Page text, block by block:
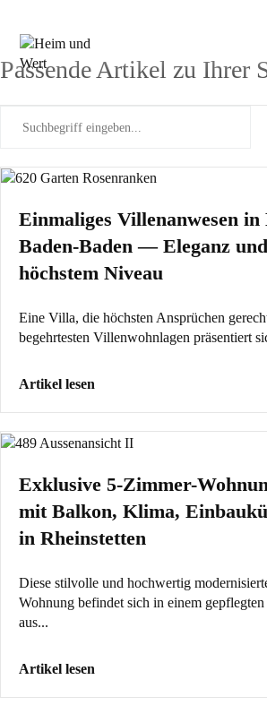
springen
Passende Artikel zu Ihrer
Einmaliges Villenanwesen in
Baden-Baden — Eleganz
höchstem Niveau
Eine Villa, die höchsten Ansprüchen
begehrtesten Villenwohnlagen präsentiert
Artikel lesen
Exklusive 5-Zimmer-
mit Balkon, Klima,
in Rheinstetten
Diese stilvolle und hochwertig
Wohnung befindet sich in einem
aus...
Artikel lesen